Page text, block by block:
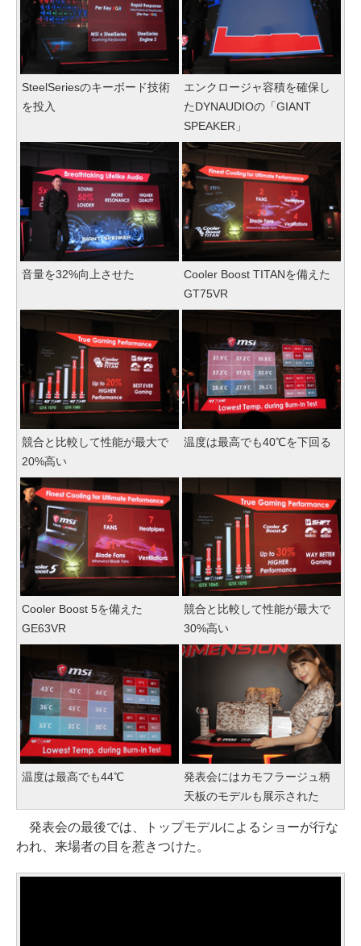
SteelSeriesのキーボード技術
を投入
エンクロージャ容積を確保し
たDYNAUDIOの「GIANT
SPEAKER」
音量を32%向上させた
Cooler Boost TITANを備えた
GT75VR
競合と比較して性能が最大で
20%高い
温度は最高でも40℃を下回る
Cooler Boost 5を備えた
GE63VR
競合と比較して性能が最大で
30%高い
温度は最高でも44℃
発表会にはカモフラージュ柄
天板のモデルも展示された
発表会の最後では、トップモデルによるショーが行な
われ、来場者の目を惹きつけた。